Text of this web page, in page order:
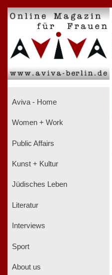
Aviva - Home
Women + Work
Public Affairs
Kunst + Kultur
Jüdisches Leben
Literatur
Interviews
Sport
About us